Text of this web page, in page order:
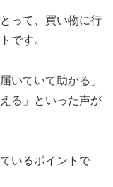
って、買い物に行
です。
いていて助かる」
る」といった声が
いるポイントで